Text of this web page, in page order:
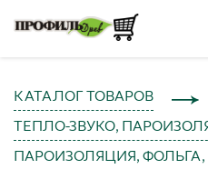
КАТАЛОГ ТОВАРОВ
ТЕПЛО-ЗВУКО,
ПАРОИЗОЛЯЦИЯ,